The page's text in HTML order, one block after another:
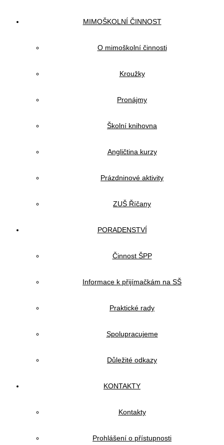
MIMOŠKOLNÍ ČINNOST
O mimoškolní činnosti
Kroužky
Pronájmy
Školní knihovna
Angličtina kurzy
Prázdninové aktivity
ZUŠ Říčany
PORADENSTVÍ
Činnost ŠPP
Informace k přijímačkám na SŠ
Praktické rady
Spolupracujeme
Důležité odkazy
KONTAKTY
Kontakty
Prohlášení o přístupnosti